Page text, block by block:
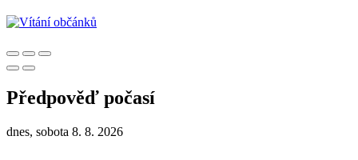
Předpověď počasí
dnes, sobota 8. 8. 2026